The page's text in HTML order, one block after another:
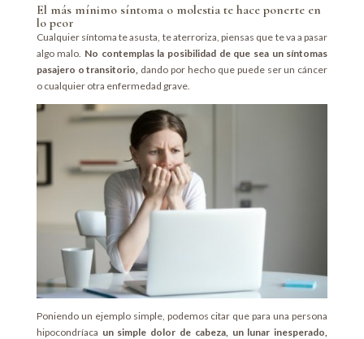
El más mínimo síntoma o molestia te hace ponerte en
lo peor
Cualquier síntoma te asusta, te aterroriza, piensas que te va a pasar
algo malo. No contemplas la posibilidad de que sea un síntomas
pasajero o transitorio, dando por hecho que puede ser un cáncer
o cualquier otra enfermedad grave.
Poniendo un ejemplo simple, podemos citar que para una persona
hipocondríaca un simple dolor de cabeza, un lunar inesperado,